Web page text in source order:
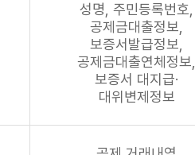
성명, 주민등록번호,
공제금대출정보,
보증서발급정보,
공제금대출연체정보,
보증서 대지급·
대위변제정보